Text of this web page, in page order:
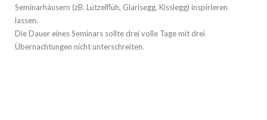
Seminarhäusern (zB. Lützelflüh, Glarisegg, Kisslegg) inspirieren
lassen.
Die Dauer eines Seminars sollte drei volle Tage mit drei
Übernachtungen nicht unterschreiten.